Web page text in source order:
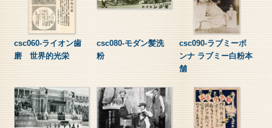
csc060-ライオン歯
磨 世界的光栄
csc080-モダン髪洗
粉
csc090-ラブミーボ
ンナ ラブミー白粉本
舗